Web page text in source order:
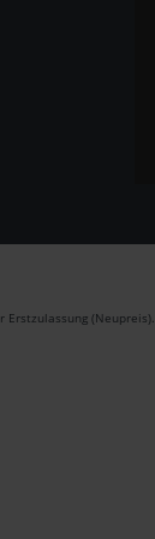
(Neupreis).